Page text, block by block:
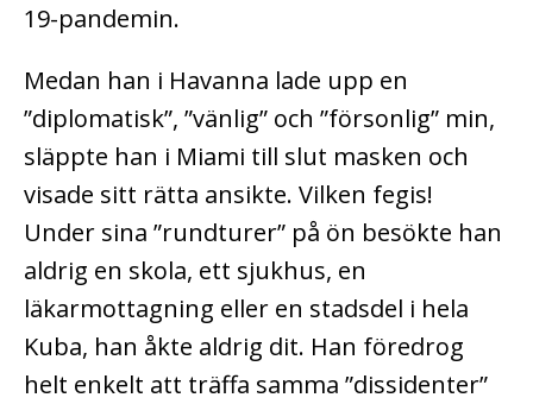
19-pandemin.
Medan han i Havanna lade upp en
”diplomatisk”, ”vänlig” och ”försonlig” min,
släppte han i Miami till slut masken och
visade sitt rätta ansikte. Vilken fegis!
Under sina ”rundturer” på ön besökte han
aldrig en skola, ett sjukhus, en
läkarmottagning eller en stadsdel i hela
Kuba, han åkte aldrig dit. Han föredrog
helt enkelt att träffa samma ”dissidenter”